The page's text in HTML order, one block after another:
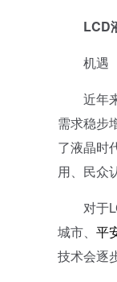
LCD
机遇
近年来
需求稳步
了液晶时
用、民众
对于
城市、 平
技术会逐